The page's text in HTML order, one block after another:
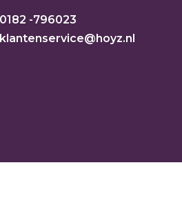
0182 -796023
klantenservice@hoyz.nl